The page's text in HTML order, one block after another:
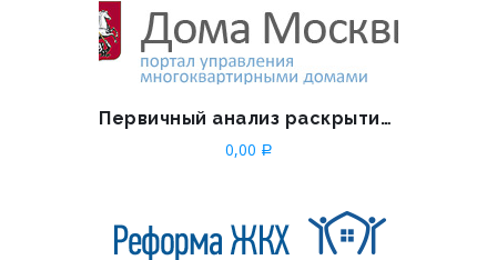
Первичный анализ раскрытия по 731-ПП РФ для УО и граждан
0,00 Р